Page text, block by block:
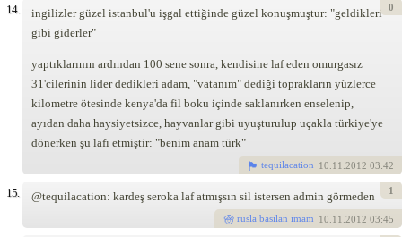
14.
ingilizler güzel istanbul'u işgal ettiğinde güzel konuşmuştur: "geldikleri
gibi giderler"
yaptıklarının ardından 100 sene sonra, kendisine laf eden omurgasız
31'cilerinin lider dedikleri adam, "vatanım" dediği toprakların yüzlerce
kilometre ötesinde kenya'da fil boku içinde saklanırken enselenip,
ayıdan daha haysiyetsizce, hayvanlar gibi uyuşturulup uçakla türkiye'ye
dönerken şu lafı etmiştir: "benim anam türk"
tequilacation 10.11.2012 03:42
0
15. @tequilacation: kardeş seroka laf atmışsın sil istersen admin görmeden
rusla basilan imam 10.11.2012 03:45
1